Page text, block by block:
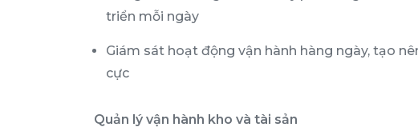
triển mỗi ngày
Giám sát hoạt động vận hành hàng ngày, tạo
cực
Quản lý vận hành kho và tài sản